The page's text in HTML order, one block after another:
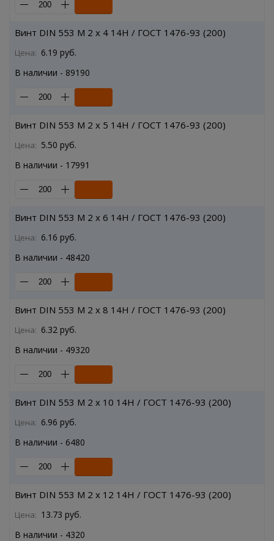
Винт DIN 553 M 2 x 4 14H / ГОСТ 1476-93 (200)
Цена: 6.19 руб.
В наличии - 89190
Винт DIN 553 M 2 x 5 14H / ГОСТ 1476-93 (200)
Цена: 5.50 руб.
В наличии - 17991
Винт DIN 553 M 2 x 6 14H / ГОСТ 1476-93 (200)
Цена: 6.16 руб.
В наличии - 48420
Винт DIN 553 M 2 x 8 14H / ГОСТ 1476-93 (200)
Цена: 6.32 руб.
В наличии - 49320
Винт DIN 553 M 2 x 10 14H / ГОСТ 1476-93 (200)
Цена: 6.96 руб.
В наличии - 6480
Винт DIN 553 M 2 x 12 14H / ГОСТ 1476-93 (200)
Цена: 13.73 руб.
В наличии - 4320